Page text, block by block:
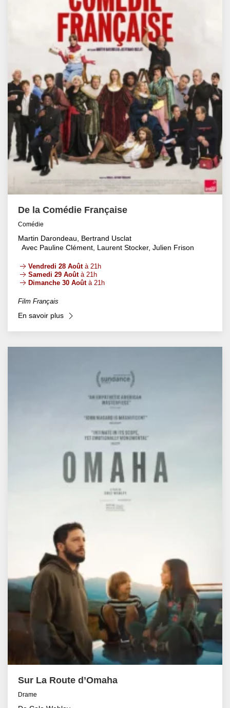
De la Comédie Française
Comédie
Martin Darondeau, Bertrand Usclat
Avec Pauline Clément, Laurent Stocker, Julien Frison
Vendredi 28 Aoûtà 21h
Samedi 29 Aoûtà 21h
Dimanche 30 Aoûtà 21h
Film Français
En savoir plus
Sur La Route d’Omaha
Drame